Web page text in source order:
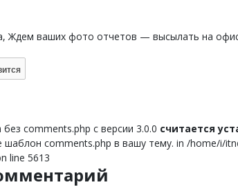
Ждем ваших фото отчетов — высылать на
comments.php с версии 3.0.0 считается
шаблон comments.php в вашу тему. in /home/i/
line 5613